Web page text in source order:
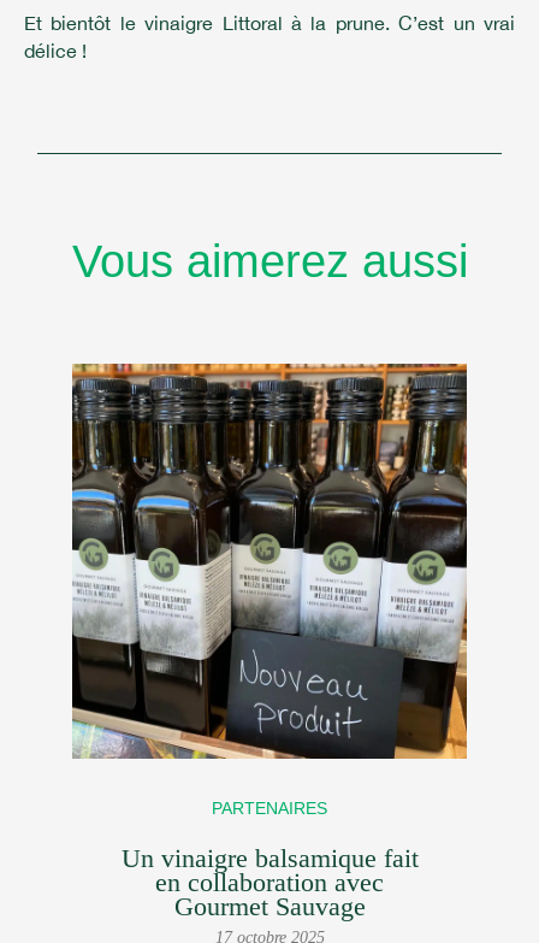
Et bientôt le vinaigre Littoral à la prune. C’est un vrai
délice !
Vous aimerez aussi
PARTENAIRES
Un vinaigre balsamique fait
en collaboration avec
Gourmet Sauvage
17 octobre 2025